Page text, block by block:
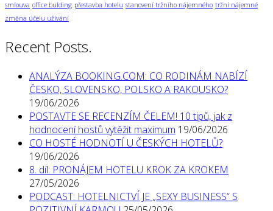
smlouva office bulding přestavba hotelu stanovení tržního nájemného tržní nájemné
změna účelu užívání
Recent Posts.
ANALÝZA BOOKING.COM: CO RODINÁM NABÍZÍ
ČESKO, SLOVENSKO, POLSKO A RAKOUSKO?
19/06/2026
POSTAVTE SE RECENZÍM ČELEM! 10 tipů, jak z
hodnocení hostů vytěžit maximum 19/06/2026
CO HOSTÉ HODNOTÍ U ČESKÝCH HOTELŮ?
19/06/2026
8. díl: PRONÁJEM HOTELU KROK ZA KROKEM
27/05/2026
PODCAST: HOTELNICTVÍ JE „SEXY BUSINESS“ S